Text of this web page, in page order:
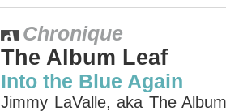
Chronique
The Album Leaf
Into the Blue Again
Jimmy LaValle, aka The